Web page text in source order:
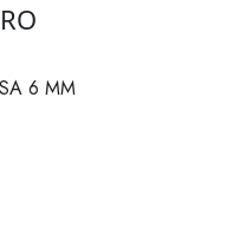
6 MM